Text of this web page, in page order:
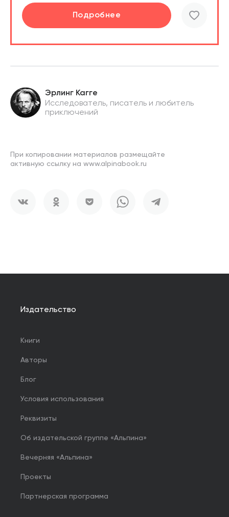
Подробнее
Эрлинг Кагге
Исследователь, писатель и любитель
приключений
При копировании материалов размещайте
активную ссылку на www.alpinabook.ru
Издательство
Книги
Авторы
Блог
Условия использования
Реквизиты
Об издательской группе «Альпина»
Вечерняя «Альпина»
Проекты
Партнерская программа